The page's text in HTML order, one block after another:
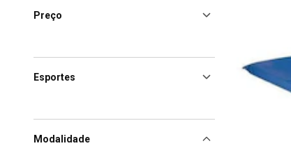
Preço
Esportes
Modalidade